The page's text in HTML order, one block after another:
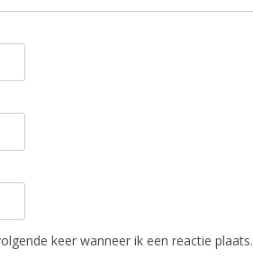
keer wanneer ik een reactie plaats.